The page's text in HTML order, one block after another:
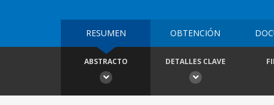
RESUMEN OBTENCIÓN
ABSTRACTO DETALLES CLAVE